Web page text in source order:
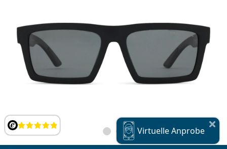
Bewertung VirtuelleAnprobe